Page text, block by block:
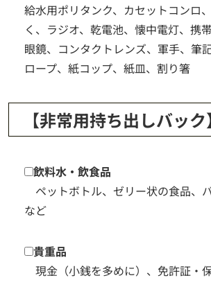
給水用ポリタンク、カセットコンロ
く、ラジオ、乾電池、懐中電灯、携
眼鏡、コンタクトレンズ、軍手、筆
ロープ、紙コップ、紙皿、割り箸
【非常用持ち出しバック
飲料水・飲食品
ペットボトル、ゼリー状の食品、
など
貴重品
現金（小銭を多めに）、免許証・